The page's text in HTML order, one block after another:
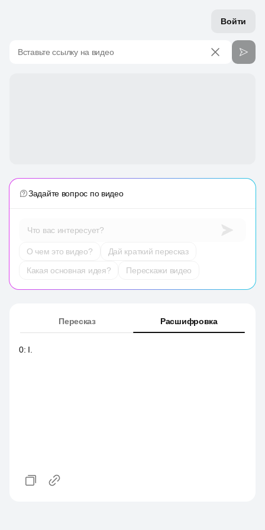
Войти
Вставьте ссылку на видео
Задайте вопрос по видео
Что вас интересует?
О чем это видео?
Дай краткий пересказ
Какая основная идея?
Перескажи видео
Пересказ Расшифровка
0: I.